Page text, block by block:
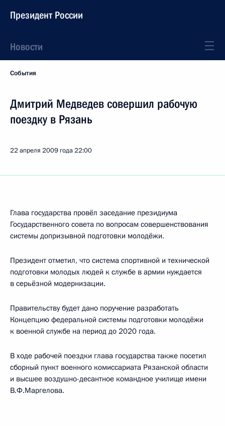
Президент России
Новости
События
Дмитрий Медведев совершил рабочую
поездку в Рязань
22 апреля 2009 года22:00
Глава государства провёл заседание президиума
Государственного совета по вопросам совершенствования
системы допризывной подготовки молодёжи.
Президент отметил, что система спортивной и технической
подготовки молодых людей к службе в армии нуждается
в серьёзной модернизации.
Правительству будет дано поручение разработать
Концепцию федеральной системы подготовки молодёжи
к военной службе на период до 2020 года.
В ходе рабочей поездки глава государства также посетил
сборный пункт военного комиссариата Рязанской области
и высшее воздушно-десантное командное училище имени
В.Ф.Маргелова.